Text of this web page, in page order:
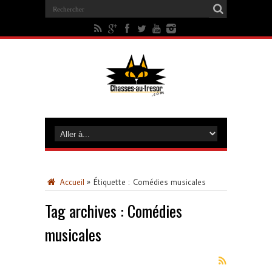
Accueil » Étiquette : Comédies musicales
Tag archives : Comédies
musicales